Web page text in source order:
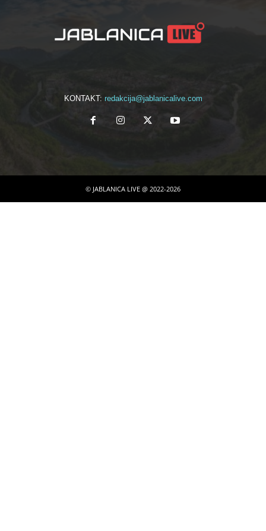
KONTAKT: redakcija@jablanicalive.com
© JABLANICA LIVE @ 2022-2026